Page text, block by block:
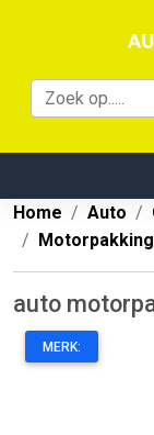
Home
Auto
auto
MERK: